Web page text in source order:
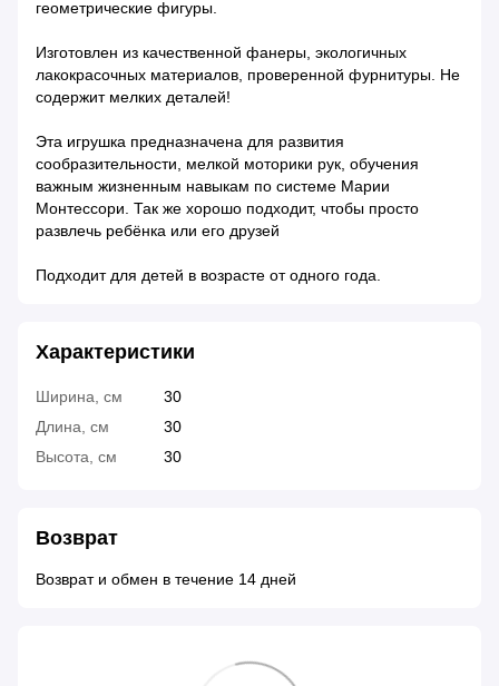
геометрические фигуры.
Изготовлен из качественной фанеры, экологичных
лакокрасочных материалов, проверенной фурнитуры. Не
содержит мелких деталей!
Эта игрушка предназначена для развития
сообразительности, мелкой моторики рук, обучения
важным жизненным навыкам по системе Марии
Монтессори. Так же хорошо подходит, чтобы просто
развлечь ребёнка или его друзей
Подходит для детей в возрасте от одного года.
Характеристики
Ширина, см
30
Длина, см
30
Высота, см
30
Возврат
Возврат и обмен в течение 14 дней